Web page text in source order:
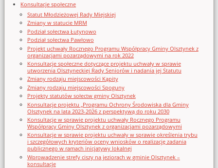
Konsultacje społeczne
Statut Młodzieżowej Rady Miejskiej
Zmiany w statucie MRM
Podział sołectwa Łutynowo
Podział sołectwa Pawłowo
Projekt uchwały Rocznego Programu Współpracy Gminy Olsztynek z
organizacjami pozarządowymi na rok 2022
Konsultacje społeczne dotyczące projektu uchwały w sprawie
utworzenia Olsztyneckiej Rady Seniorów i nadania jej Statutu
Zmiany rodzaju miejscowości Kąpity
Zmiany rodzaju miejscowości Spoguny
Projekty statutów sołectw gminy Olsztynek
Konsultacje projektu „Programu Ochrony Środowiska dla Gminy
Olsztynek na lata 2023-2026 z perspektywą do roku 2030
Konsultacje w sprawie projektu uchwały Rocznego Programu
Współpracy Gminy Olsztynek z organizacjami pozarządowymi
Konsultacje w sprawie projektu uchwały w sprawie określenia trybu
i szczegółowych kryteriów oceny wniosków o realizację zadania
publicznego w ramach inicjatywy lokalnej
Wprowadzenie strefy ciszy na jeziorach w gminie Olsztynek –
konsultacje